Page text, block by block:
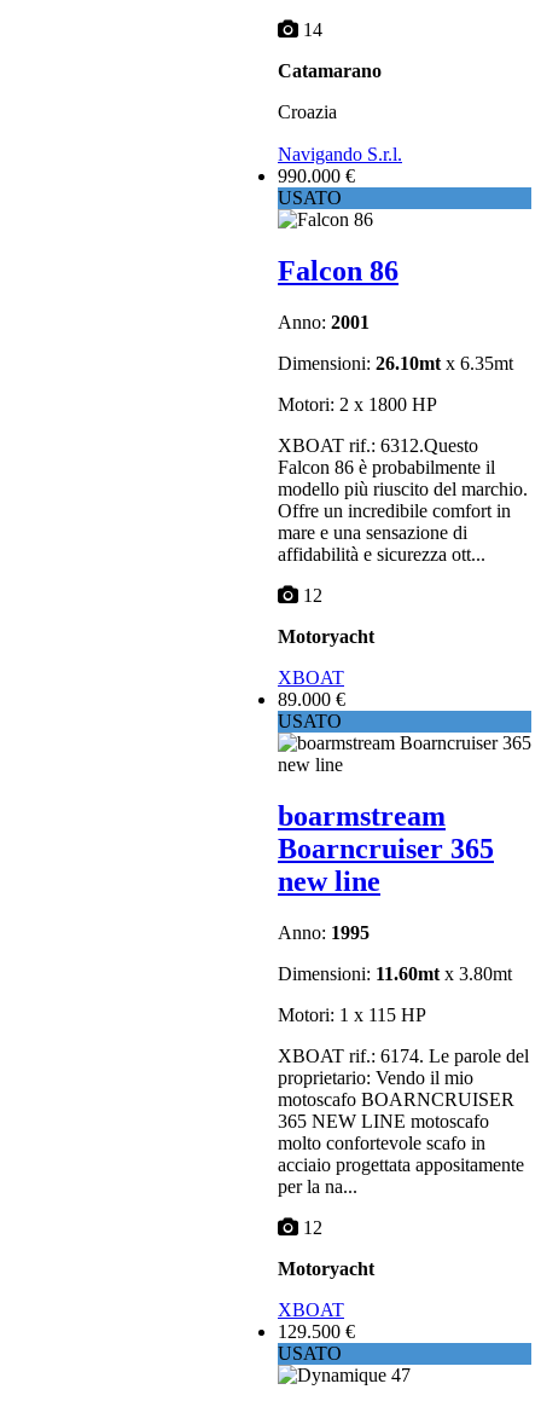
14
Catamarano
Croazia
Navigando S.r.l.
990.000 €
USATO
Falcon 86
Anno: 2001
Dimensioni: 26.10mt x 6.35mt
Motori: 2 x 1800 HP
XBOAT rif.: 6312.Questo
Falcon 86 è probabilmente il
modello più riuscito del marchio.
Offre un incredibile comfort in
mare e una sensazione di
affidabilità e sicurezza ott...
12
Motoryacht
XBOAT
89.000 €
USATO
boarmstream
Boarncruiser 365
new line
Anno: 1995
Dimensioni: 11.60mt x 3.80mt
Motori: 1 x 115 HP
XBOAT rif.: 6174. Le parole del
proprietario: Vendo il mio
motoscafo BOARNCRUISER
365 NEW LINE motoscafo
molto confortevole scafo in
acciaio progettata appositamente
per la na...
12
Motoryacht
XBOAT
129.500 €
USATO